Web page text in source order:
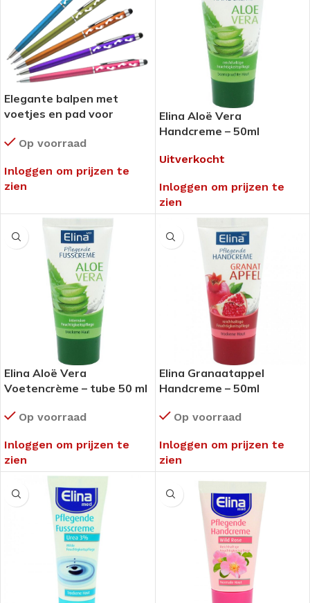
Elegante balpen met
voetjes en pad voor
stuksOp voorraad
Inloggen om prijzen te
zien
Elina Aloë Vera
Handcreme – 50ml
Uitverkocht
Inloggen om prijzen te
zien
Elina Aloë Vera
Voetencrème – tube 50 ml
Op voorraad
Inloggen om prijzen te
zien
Elina Granaatappel
Handcreme – 50ml
Op voorraad
Inloggen om prijzen te
zien